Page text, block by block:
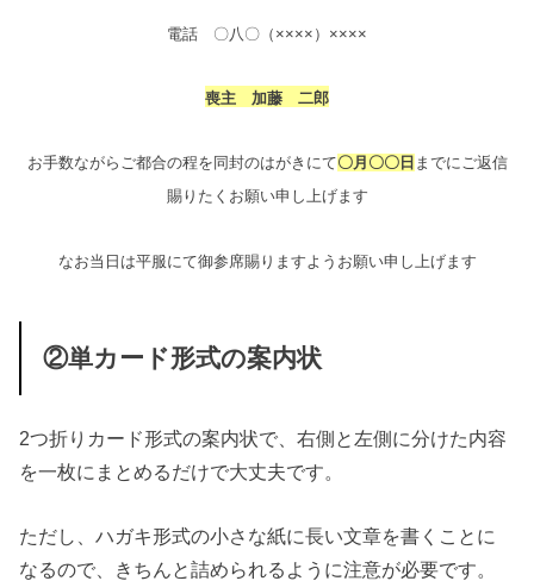
電話 〇八〇（××××）××××
喪主 加藤 二郎
お手数ながらご都合の程を同封のはがきにて〇月〇〇日 までにご返信
賜りたくお願い申し上げます
なお当日は平服にて御参席賜りますようお願い申し上げます
②単カード形式の案内状
2つ折りカード形式の案内状で、右側と左側に分けた内容
を一枚にまとめるだけで大丈夫です。
ただし、ハガキ形式の小さな紙に長い文章を書くことに
なるので、きちんと詰められるように注意が必要です。